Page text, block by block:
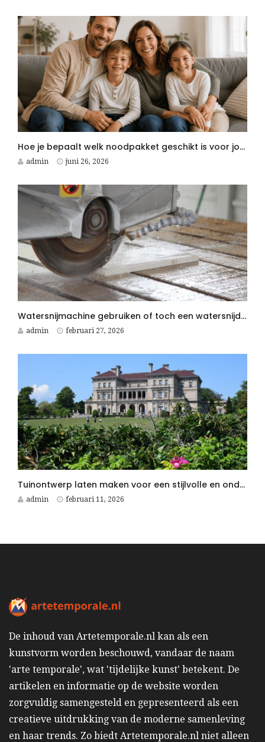
Hoe je bepaalt welk noodpakket geschikt is voor jouw gezin
admin juni 26, 2026
Watersnijmachine gebruiken of toch een watersnijder kopen voor jouw bedrijf?
admin februari 27, 2026
Tuinontwerp laten maken voor een stijlvolle en onderhoudsvriendelijke villatuin
admin februari 11, 2026
De inhoud van Artetemporale.nl kan als een
kunstvorm worden beschouwd, vandaar de naam
'arte temporale', wat 'tijdelijke kunst' betekent. De
artikelen en informatie op de website worden
zorgvuldig samengesteld en gepresenteerd als een
creatieve uitdrukking van de moderne samenleving
en haar trends. Zo biedt Artetemporale.nl niet alleen